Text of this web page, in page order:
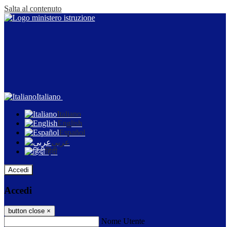
Salta al contenuto
Italiano
Italiano
English
Español
عربى
हिंदी
Accedi
Accedi
button close ×
Nome Utente